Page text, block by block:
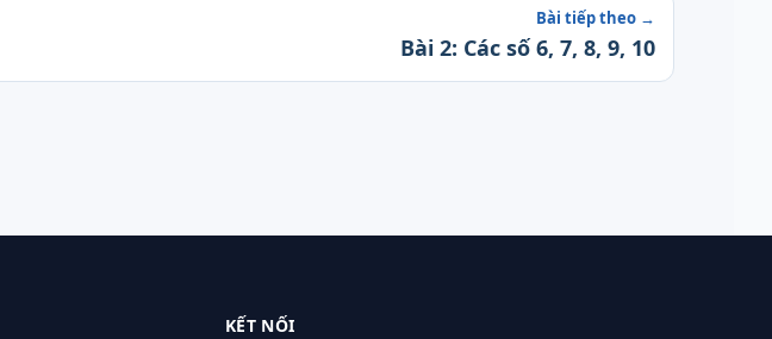
Bài tiếp theo →
Bài 2: Các số 6, 7, 8, 9, 10
KẾT NỐI